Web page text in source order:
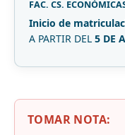
FAC. CS.
Inicio de
A PARTIR DEL 5 DE
TOMAR NOTA: